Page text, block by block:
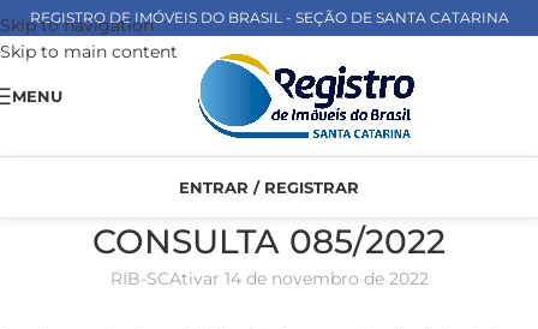
Skip to navigation
Skip to main content
REGISTRO DE IMÓVEIS DO BRASIL - SEÇÃO DE SANTA CATARINA
MENU
ENTRAR / REGISTRAR
CONSULTA 085/2022
RIB-SCAtivar 14 de novembro de 2022